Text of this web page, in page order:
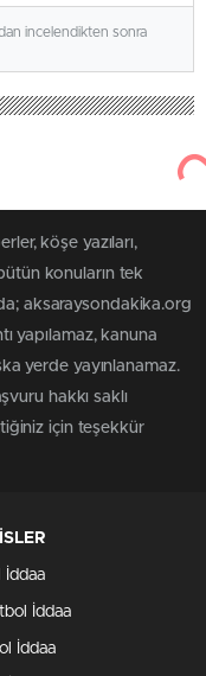
incelendikten sonra
köşe yazıları,
konuların tek
aksaraysondakika.org
yapılamaz, kanuna
yerde yayınlanamaz.
hakkı saklı
için teşekkür
İddaa
İddaa
İddaa